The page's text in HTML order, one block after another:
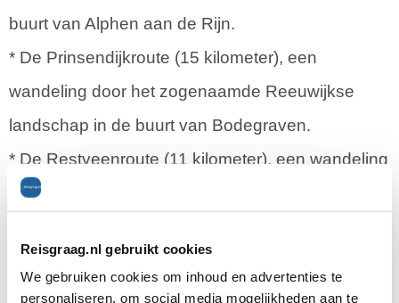
Reisgraag.nl gebruikt cookies
We gebruiken cookies om inhoud en advertenties te
personaliseren, om social media mogelijkheden aan te
buurt van Alphen aan de Rijn.
* De Prinsendijkroute (15 kilometer), een
wandeling door het zogenaamde Reeuwijkse
landschap in de buurt van Bodegraven.
* De Restveenroute (11 kilometer), een wandeling
door het landschap in het gebied van de Zuidplas
* De Ringvaart en Rotteroute (7 kilometer), deze
wandeling gaat door het gebied van de Zuidplas